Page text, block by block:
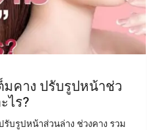
มคาง ปรับรูปหน้าช่ว
ไร?
รับรูปหน้าส่วนล่าง ช่วงคาง รวม